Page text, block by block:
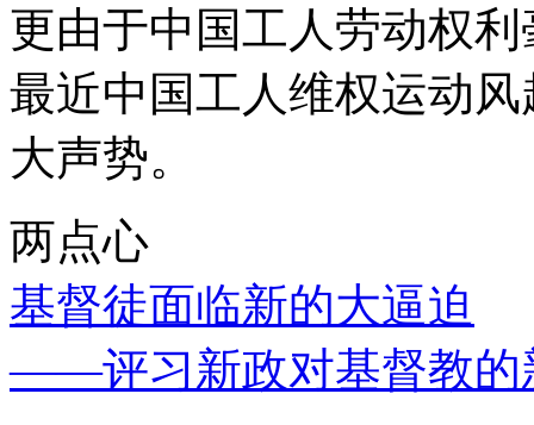
更由于中国工人劳动权
最近中国工人维权运动
大声势。
两点心
基督徒面临新的大逼迫
——评习新政对基督教的